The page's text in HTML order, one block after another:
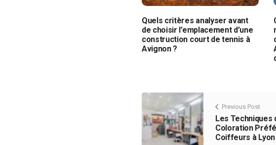
Quels critères analyser avant
de choisir l’emplacement d’une
construction court de tennis à
Avignon ?
Previous Post
Les Techniques
Coloration
Coiffeurs à Lyon